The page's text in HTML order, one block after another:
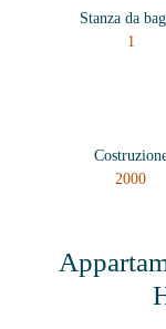
Stanza da
1
2000